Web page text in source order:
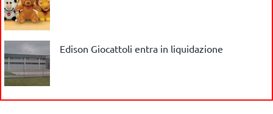
Edison Giocattoli entra in liquidazione